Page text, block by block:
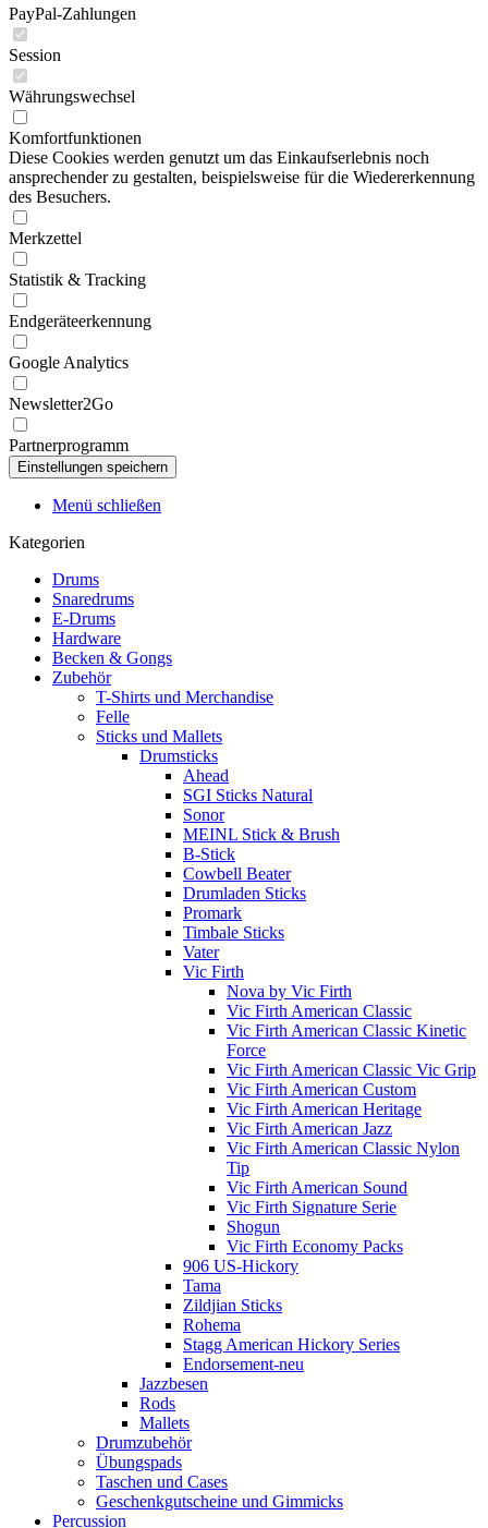
PayPal-Zahlungen
Session
Währungswechsel
Komfortfunktionen
Diese Cookies werden genutzt um das Einkaufserlebnis noch
ansprechender zu gestalten, beispielsweise für die Wiedererkennung
des Besuchers.
Merkzettel
Statistik & Tracking
Endgeräteerkennung
Google Analytics
Newsletter2Go
Partnerprogramm
Menü schließen
Kategorien
Drums
Snaredrums
E-Drums
Hardware
Becken & Gongs
Zubehör
T-Shirts und Merchandise
Felle
Sticks und Mallets
Drumsticks
Ahead
SGI Sticks Natural
Sonor
MEINL Stick & Brush
B-Stick
Cowbell Beater
Drumladen Sticks
Promark
Timbale Sticks
Vater
Vic Firth
Nova by Vic Firth
Vic Firth American Classic
Vic Firth American Classic Kinetic
Force
Vic Firth American Classic Vic Grip
Vic Firth American Custom
Vic Firth American Heritage
Vic Firth American Jazz
Vic Firth American Classic Nylon
Tip
Vic Firth American Sound
Vic Firth Signature Serie
Shogun
Vic Firth Economy Packs
906 US-Hickory
Tama
Zildjian Sticks
Rohema
Stagg American Hickory Series
Endorsement-neu
Jazzbesen
Rods
Mallets
Drumzubehör
Übungspads
Taschen und Cases
Geschenkgutscheine und Gimmicks
Percussion